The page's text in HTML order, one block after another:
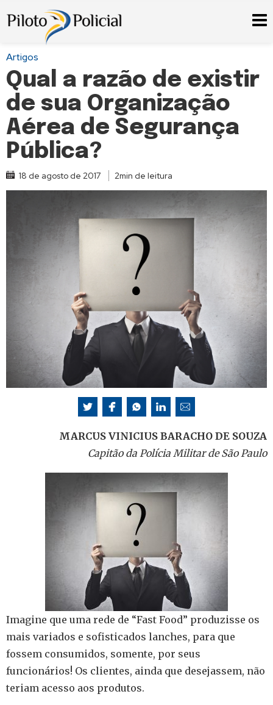
Artigos
Qual a razão de existir
de sua Organização
Aérea de Segurança
Pública?
18 de agosto de 2017 2min de leitura
MARCUS VINICIUS BARACHO DE SOUZA
Capitão da Polícia Militar de São Paulo
Imagine que uma rede de “Fast Food” produzisse os
mais variados e sofisticados lanches, para que
fossem consumidos, somente, por seus
funcionários! Os clientes, ainda que desejassem, não
teriam acesso aos produtos.